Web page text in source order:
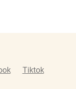
Tiktok